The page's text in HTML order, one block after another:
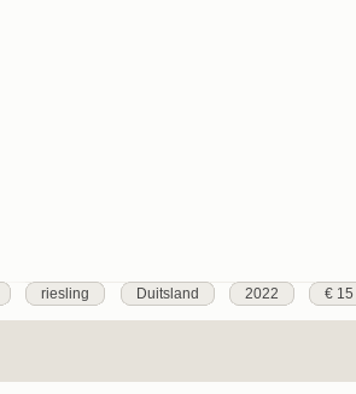
riesling Duitsland 2022 €